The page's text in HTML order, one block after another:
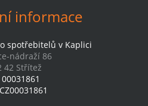
informace
spotřebitelů v Kaplici
nádraží 86
42 Střítež
00031861
CZ00031861